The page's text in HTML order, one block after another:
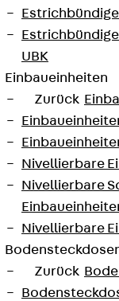
UBK
Einbaueinheiten
Zurück
Nivellierbare
Nivellierbare
Nivellierbare
Zurück